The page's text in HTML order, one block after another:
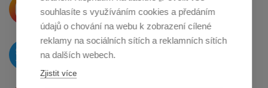
souhlasíte s využíváním cookies a předáním
údajů o chování na webu k zobrazení cílené
reklamy na sociálních sítích a reklamních sítích
na dalších webech.
Zjistit více
Krásné produkty si přímo říkají
o sdílení naInstagramu
O novinkách píšeme
naTwitteru